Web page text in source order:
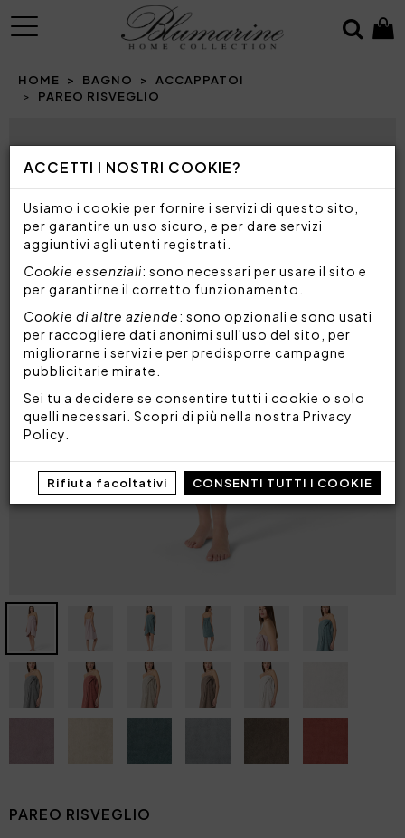
ACCETTI I NOSTRI COOKIE?
Usiamo i cookie per fornire i servizi di questo sito,
per garantire un uso sicuro, e per dare servizi
aggiuntivi agli utenti registrati.
Cookie essenziali: sono necessari per usare il sito e
per garantirne il corretto funzionamento.
Cookie di altre aziende: sono opzionali e sono usati
per raccogliere dati anonimi sull'uso del sito, per
migliorarne i servizi e per predisporre campagne
pubblicitarie mirate.
Sei tu a decidere se consentire tutti i cookie o solo
quelli necessari. Scopri di più nella nostra Privacy
Policy
Rifiuta facoltativi CONSENTI TUTTI I COOKIE
MENU
HOME BAGNO
ACCAPPATOI
PAREO RISVEGLIO
Prev
PAREO RISVEGLIO